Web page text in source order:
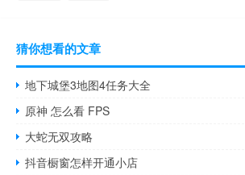
猜你想看的文章
地下城堡3地图4任务大全
原神 怎么看 FPS
大蛇无双攻略
抖音橱窗怎样开通小店